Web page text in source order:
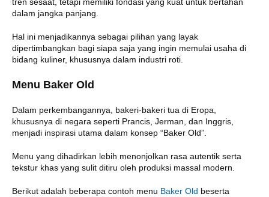
dalam jangka panjang.
Hal ini menjadikannya sebagai pilihan yang layak
dipertimbangkan bagi siapa saja yang ingin memulai usaha di
bidang kuliner, khususnya dalam industri roti.
Menu Baker Old
Dalam perkembangannya, bakeri-bakeri tua di Eropa,
khususnya di negara seperti Prancis, Jerman, dan Inggris,
menjadi inspirasi utama dalam konsep “Baker Old”.
Menu yang dihadirkan lebih menonjolkan rasa autentik serta
tekstur khas yang sulit ditiru oleh produksi massal modern.
Berikut adalah beberapa contoh menu Baker Old beserta